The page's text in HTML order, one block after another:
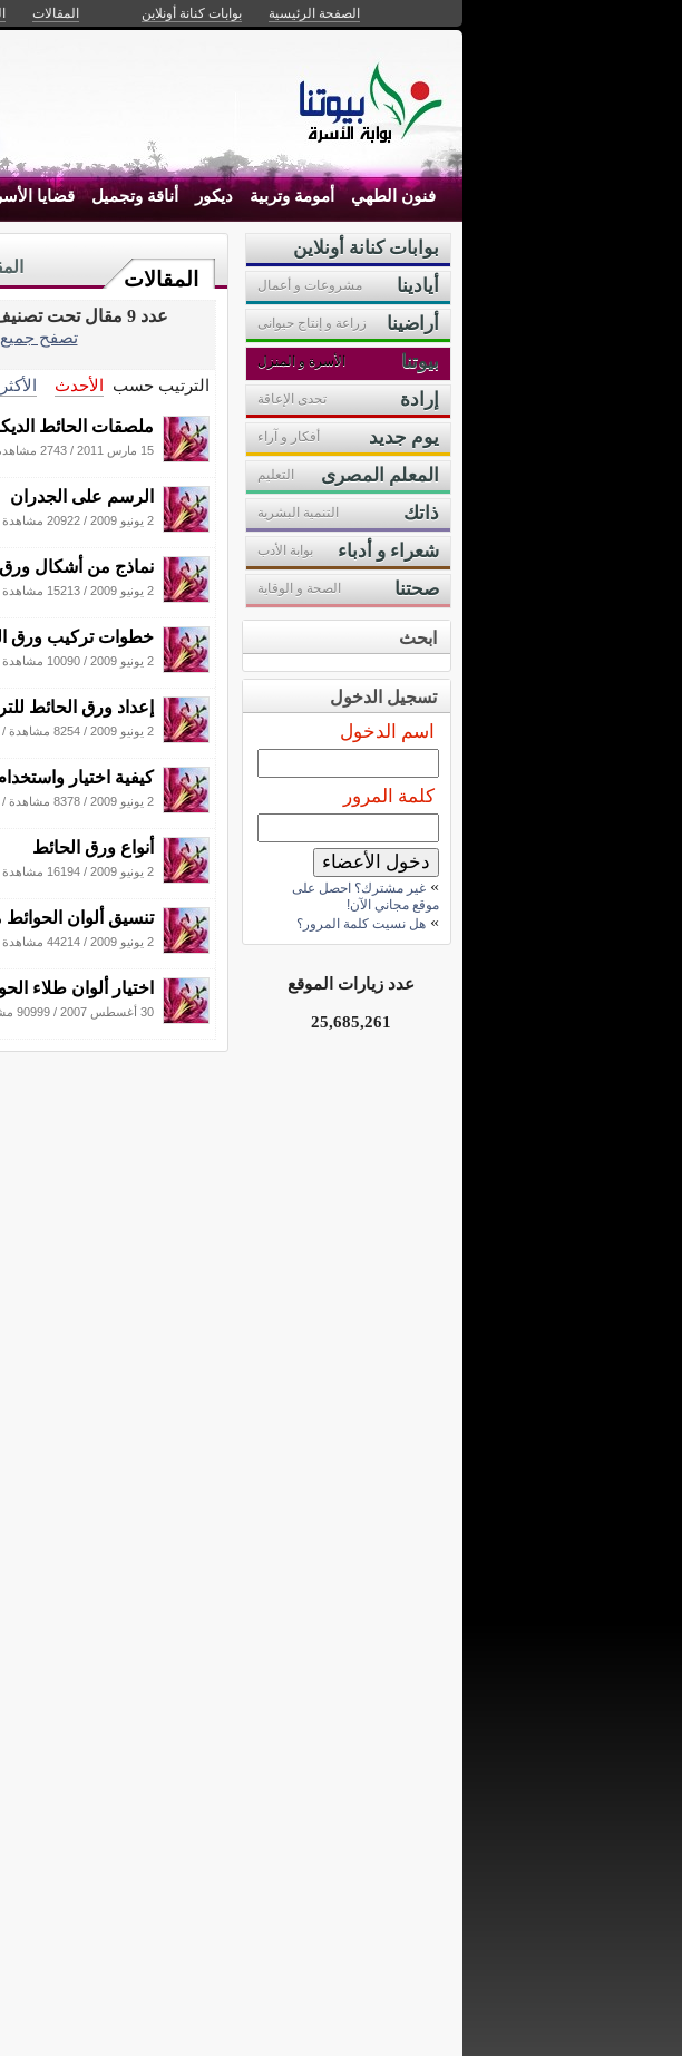
الصفحة الرئيسية بوابات كنانة أونلاين المقالات
فنون الطهي أمومة وتربية ديكور أناقة وتجميل قضايا
المقالات
عدد 9 مقال تحت تصنيف
تصفح جميع
الترتيب حسب الأحدث
ملصقات الحائط
15 مارس 2011 / 2743 مشاهدة
الرسم على الجدران
2 يونيو 2009 / 20922 مشاهدة
نماذج من أشكال ورق
2 يونيو 2009 / 15213 مشاهدة
خطوات تركيب ورق
2 يونيو 2009 / 10090 مشاهدة
إعداد ورق الحائط
2 يونيو 2009 / 8254 مشاهدة /
كيفية اختيار
2 يونيو 2009 / 8378 مشاهدة /
أنواع ورق الحائط
2 يونيو 2009 / 16194 مشاهدة
تنسيق ألوان
2 يونيو 2009 / 44214 مشاهدة
اختيار ألوان طلاء
30 أغسطس 2007 / 90999 مشاهدة
بوابات كنانة أونلاين
أيادينا
مشروعات و أعمال
أراضينا زراعة و إنتاج حيوانى
بيوتنا الأسرة و المنزل
إرادة تحدى الإعاقة
يوم جديد أفكار و آراء
المعلم المصرى التعليم
ذاتك التنمية البشرية
شعراء و أدباء بوابة الأدب
صحتنا الصحة و الوقاية
ابحث
تسجيل الدخول
اسم الدخول
كلمة المرور
» غير مشترك؟ احصل على
موقع مجاني الآن!
» هل نسيت كلمة المرور؟
عدد زيارات الموقع
25,685,261